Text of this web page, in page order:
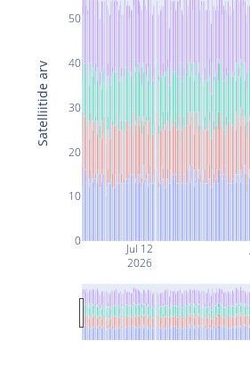
Jul 12
2026
0
10
20
30
40
50
Satelliitide arv